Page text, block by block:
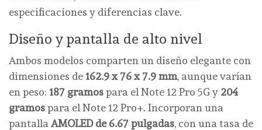
especificaciones y diferencias clave.
Diseño y pantalla de alto nivel
Ambos modelos comparten un diseño elegante con
dimensiones de162.9 x 76 x 7.9 mm, aunque varían
en peso: 187 gramospara el Note 12 Pro 5G y 204
gramospara el Note 12 Pro+. Incorporan una
pantalla AMOLED de 6.67 pulgadas, con una tasa de